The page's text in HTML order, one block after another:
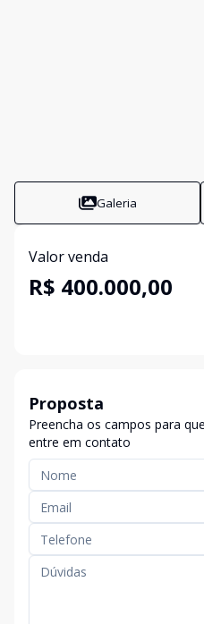
Galeria
Valor venda
R$ 400.000,00
Proposta
Preencha os campos para
entre em contato